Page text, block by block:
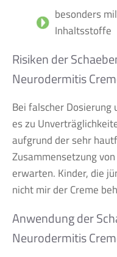
besonders
Inhaltsstoffe
Risiken der
Neurodermitis
Bei falscher Dosierung
es zu
aufgrund der sehr
Zusammensetzung
erwarten. Kinder, die
nicht mir der Creme
Anwendung der
Neurodermitis